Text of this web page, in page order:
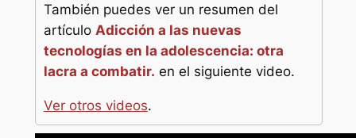
También puedes ver un resumen del
artículo Adicción a las nuevas
tecnologías en la adolescencia: otra
lacra a combatir. en el siguiente video.
Ver otros videos.